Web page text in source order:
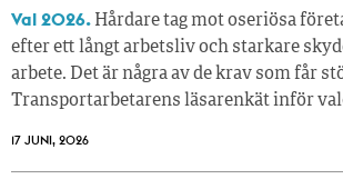
Val 2026. Hårdare tag mot oseriösa
efter ett långt arbetsliv och starkare
arbete. Det är några av de krav som får
Transportarbetarens läsar­enkät inför
17 JUNI, 2026